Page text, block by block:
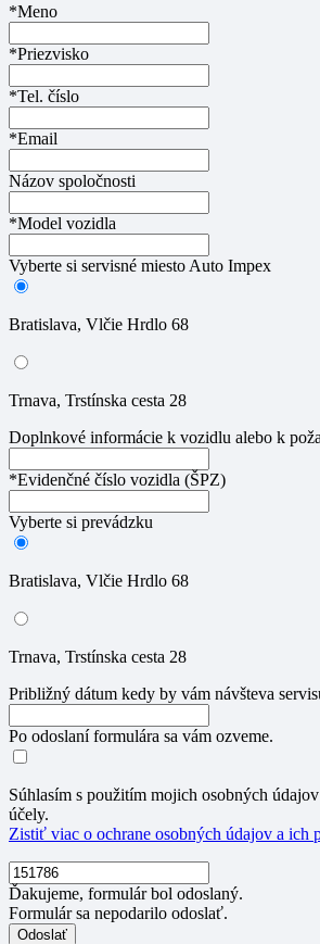
*Meno
*Priezvisko
*Tel. číslo
*Email
Názov spoločnosti
*Model vozidla
Vyberte si servisné miesto Auto Impex
Bratislava, Vlčie Hrdlo 68
Trnava, Trstínska cesta 28
Doplnkové informácie k vozidlu alebo k
*Evidenčné číslo vozidla (ŠPZ)
Vyberte si prevádzku
Bratislava, Vlčie Hrdlo 68
Trnava, Trstínska cesta 28
Približný dátum kedy by vám návšteva
Po odoslaní formulára sa vám ozveme.
Súhlasím s použitím mojich osobných
účely.
Zistiť viac o ochrane osobných údajov a ich
Ďakujeme, formulár bol odoslaný.
Formulár sa nepodarilo odoslať.